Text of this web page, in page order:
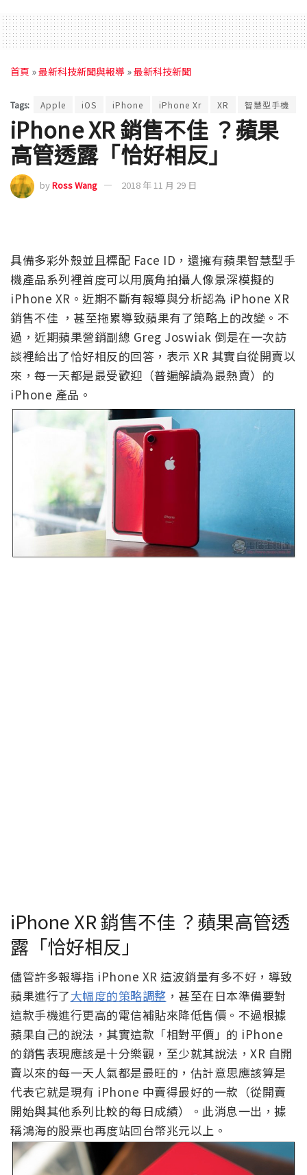
首頁 »最新科技新聞與報導 »最新科技新聞
Tags: Apple iOS iPhone iPhone Xr XR 智慧型手機
iPhone XR 銷售不佳 ？蘋果
高管透露「恰好相反」
byRoss Wang 2018 年 11 月 29 日
具備多彩外殼並且標配 Face ID，還擁有蘋果智慧型手
機產品系列裡首度可以用廣角拍攝人像景深模擬的
iPhone XR。近期不斷有報導與分析認為 iPhone XR
銷售不佳 ，甚至拖累導致蘋果有了策略上的改變。不
過，近期蘋果營銷副總 Greg Joswiak 倒是在一次訪
談裡給出了恰好相反的回答，表示 XR 其實自從開賣以
來，每一天都是最受歡迎（普遍解讀為最熱賣）的
iPhone 產品。
iPhone XR 銷售不佳 ？蘋果高管透
露「恰好相反」
儘管許多報導指 iPhone XR 這波銷量有多不好，導致
蘋果進行了大幅度的策略調整 ，甚至在日本準備要對
這款手機進行更高的電信補貼來降低售價。不過根據
蘋果自己的說法，其實這款「相對平價」的 iPhone
的銷售表現應該是十分樂觀，至少就其說法，XR 自開
賣以來的每一天人氣都是最旺的，估計意思應該算是
代表它就是現有 iPhone 中賣得最好的一款（從開賣
開始與其他系列比較的每日成績）。此消息一出，據
稱鴻海的股票也再度站回台幣兆元以上。